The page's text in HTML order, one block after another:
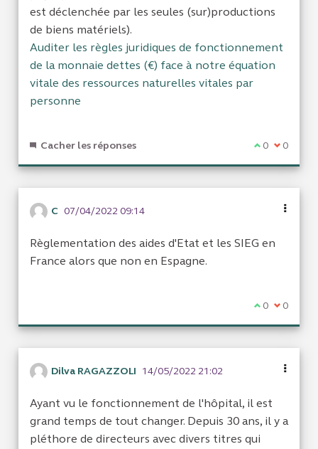
est déclenchée par les seules (sur)productions
de biens matériels).
Auditer les règles juridiques de fonctionnement
de la monnaie dettes (€) face à notre équation
vitale des ressources naturelles vitales par
personne
Cacher les réponses Je suis
0 Je ne
0
C 07/04/2022 09:14
Règlementation des aides d'Etat et les SIEG en
France alors que non en Espagne.
Je suis
0 Je ne
0
Dilva RAGAZZOLI 14/05/2022 21:02
Ayant vu le fonctionnement de l'hôpital, il est
grand temps de tout changer. Depuis 30 ans, il y a
pléthore de directeurs avec divers titres qui